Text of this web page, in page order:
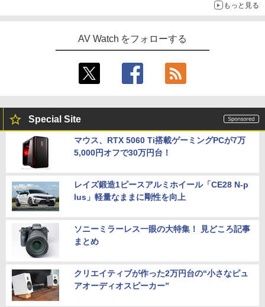
もっと見る
AV Watch をフォローする
Special Site
マウス、RTX 5060 Ti搭載ゲーミングPCが7万
5,000円オフで30万円台！
レイズ鍛造1ピースアルミホイール「CE28 N-p
lus」軽量なままに剛性を向上
ソニーミラーレス一眼の大特集！ 見どころ記事
まとめ
クリエイティブが作った2万円台の“小さなピュ
アオーディオスピーカー”